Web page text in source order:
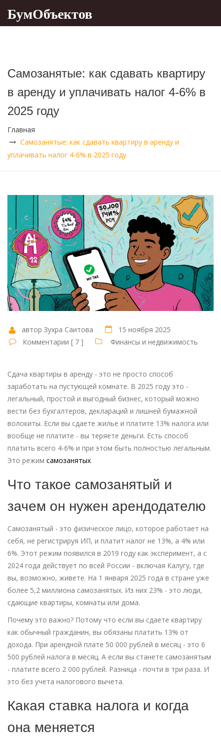
БумОбъектов
Самозанятые: как сдавать квартиру
в аренду и уплачивать налог 4-6% в
2025 году
Главная
Самозанятые: как сдавать квартиру в аренду и
уплачивать налог 4-6% в 2025 году
автор Зухра Саитова
15 ноября 2025
Комментарии [ 7 ]
Финансы и недвижимость
Сдача квартиры в аренду - это не просто способ
заработать на пустующей комнате. В 2025 году это -
легальный, простой и выгодный бизнес, который можно
вести без бухгалтеров, деклараций и лишней бумажной
волокиты. Если вы сдаете жилье и платите 13% налога или
вообще не платите - вы теряете деньги. Есть способ
платить всего 4-6% и при этом быть полностью легальным.
Это режим самозанятых.
Что такое самозанятый и
зачем он нужен арендодателю
Самозанятый - это физическое лицо, которое работает на
себя, не регистрируя ИП, и платит налог не 13%, а 4% или
6%. Этот режим появился в 2019 году как эксперимент, а с
2024 года действует по всей России - включая Калугу, где
вы, возможно, живете. На 1 января 2025 года в стране уже
более 5,2 миллиона самозанятых. Из них 23% - это люди,
сдающие квартиры, комнаты или дома.
Почему это важно? Потому что если вы сдаете квартиру
как обычный гражданин, вы обязаны платить 13% от
дохода. При арендной плате 50 000 рублей в месяц - это 6
500 рублей налога в месяц. А если вы станете самозанятым
- платите всего 2 000 рублей. Разница - почти в три раза. И
это без учета налогового вычета.
Какая ставка налога и когда
она меняется